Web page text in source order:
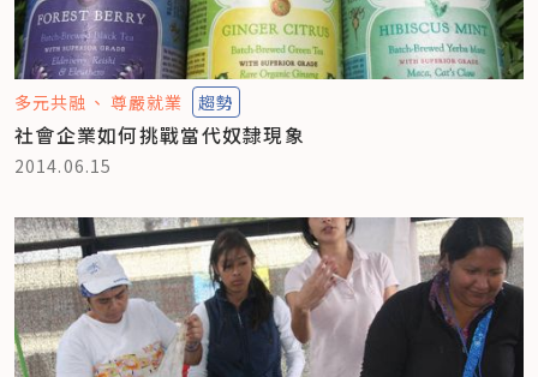
多元共融 尊嚴就業 趨勢
社會企業如何挑戰當代奴隸現象
2014.06.15